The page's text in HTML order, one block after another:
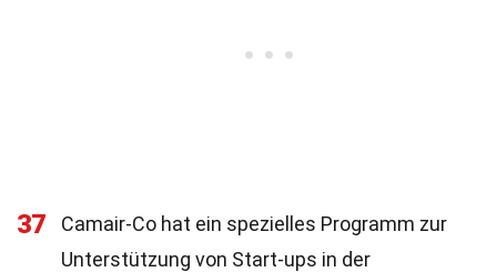
37
Camair-Co hat ein spezielles Programm zur
Unterstützung von Start-ups in der